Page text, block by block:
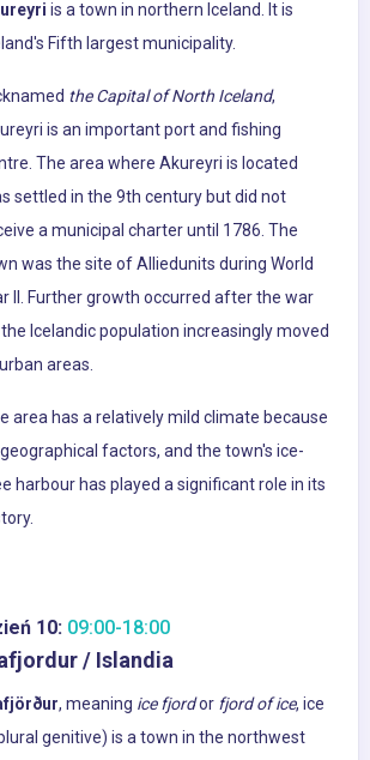
is a town in northern Iceland. It is
Fifth largest municipality.
the Capital of North Iceland,
is an important port and fishing
The area where Akureyri is located
settled in the 9th century but did not
a municipal charter until 1786. The
was the site of Alliedunits during World
II. Further growth occurred after the war
Icelandic population increasingly moved
areas.
area has a relatively mild climate because
factors, and the town's ice-
harbour has played a significant role in its
10: 09:00-18:00
/ Islandia
, meaning ice fjordor fjord of ice, ice
genitive) is a town in the northwest